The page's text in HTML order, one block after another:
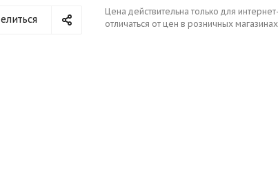
Цена действительна только для
отличаться от цен в розничных магазинах